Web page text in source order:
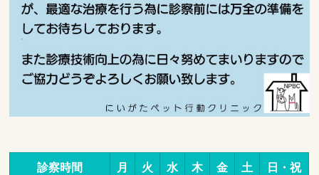
診察時間 月 火 水 木 金 土 日・祝